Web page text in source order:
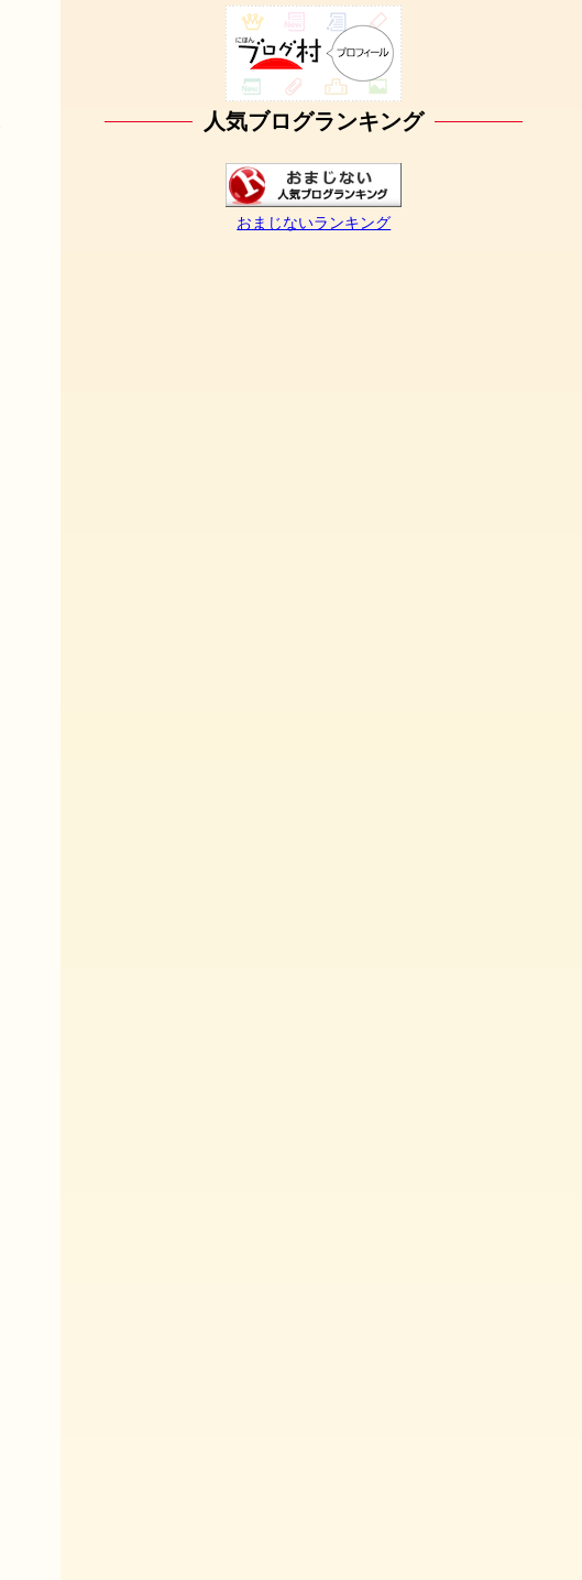
人気ブログランキング
おまじないランキング